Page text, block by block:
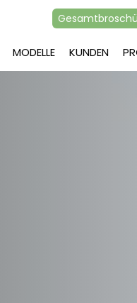
MODELLE KUNDEN